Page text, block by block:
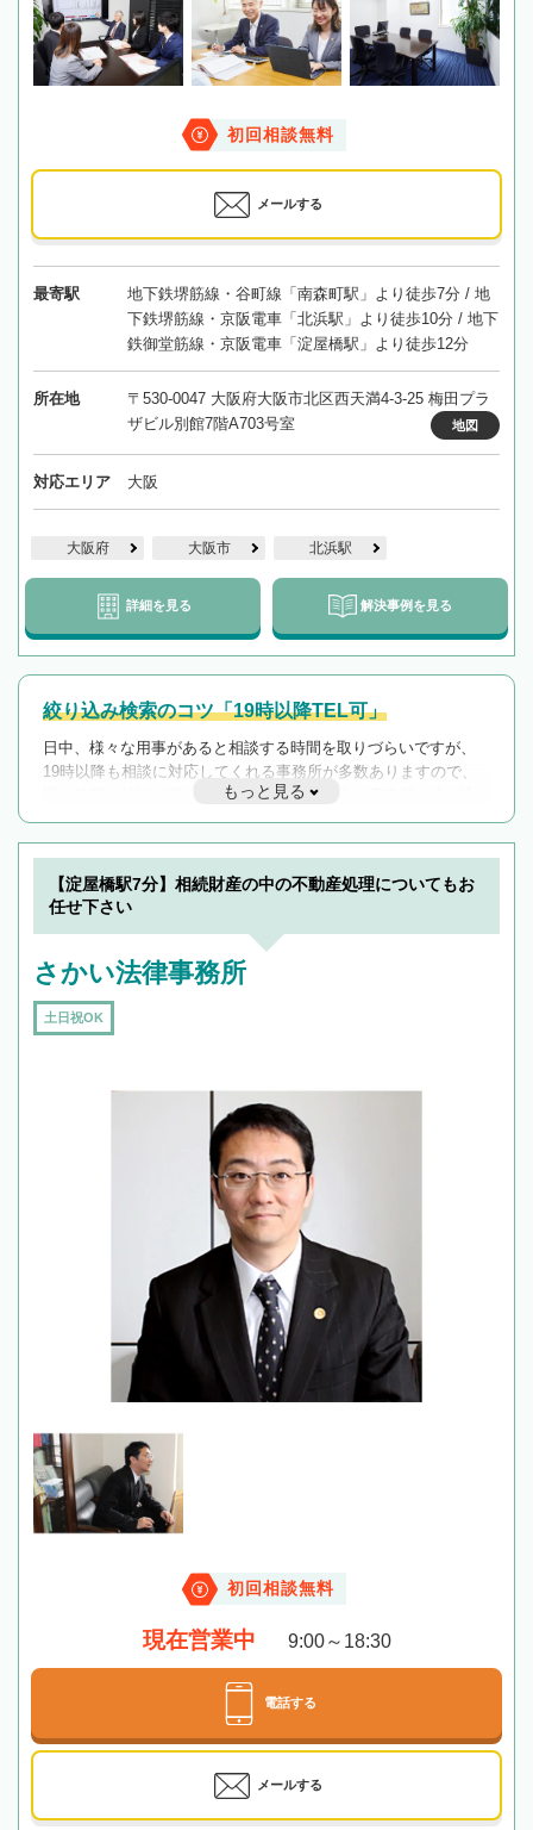
初回相談無料
メールする
最寄駅
地下鉄堺筋線・谷町線「南森町駅」より徒歩7分 / 地
下鉄堺筋線・京阪電車「北浜駅」より徒歩10分 / 地下
鉄御堂筋線・京阪電車「淀屋橋駅」より徒歩12分
所在地
〒530-0047 大阪府大阪市北区西天満4-3-25 梅田プラ
ザビル別館7階A703号室
地図
対応エリア 大阪
大阪府 大阪市 北浜駅
詳細を見る 解決事例を見る
絞り込み検索のコツ「19時以降TEL可」
日中、様々な用事があると相談する時間を取りづらいですが、
19時以降も相談に対応してくれる事務所が多数ありますので、
遅い時間の相談が増えそうな場合はそのような事務所に絞り込
んで検索してみましょう。
19時以降TEL可の条件
を加えて再検索
もっと見る
【淀屋橋駅7分】相続財産の中の不動産処理についてもお
任せ下さい
さかい法律事務所
土日祝OK
初回相談無料
現在営業中 9:00～18:30
電話する
メールする